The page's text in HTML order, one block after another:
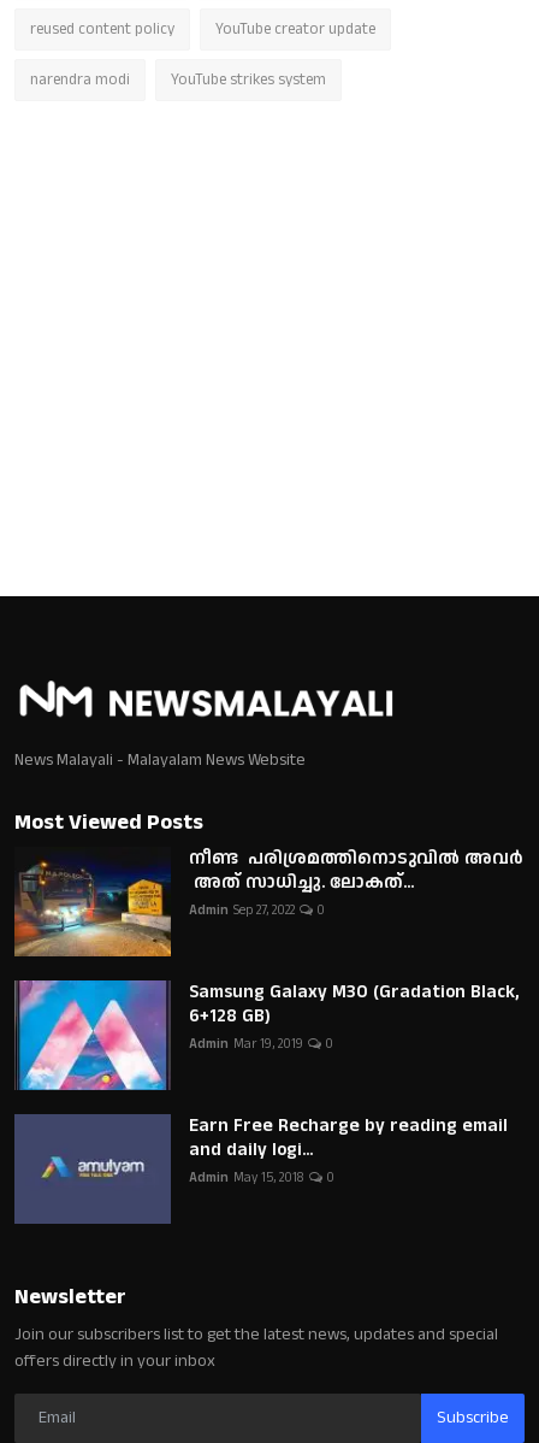
reused content policy YouTube creator update
narendra modi YouTube strikes system
News Malayali - Malayalam News Website
Most Viewed Posts
നീണ്ട പരിശ്രമത്തിനൊടുവിൽ അവർ
അത് സാധിച്ചു. ലോകത്...
Admin Sep 27, 2022 0
Samsung Galaxy M30 (Gradation Black,
6+128 GB)
Admin Mar 19, 2019 0
Earn Free Recharge by reading email
and daily logi...
Admin May 15, 2018 0
Newsletter
Join our subscribers list to get the latest news, updates and special
offers directly in your inbox
Subscribe